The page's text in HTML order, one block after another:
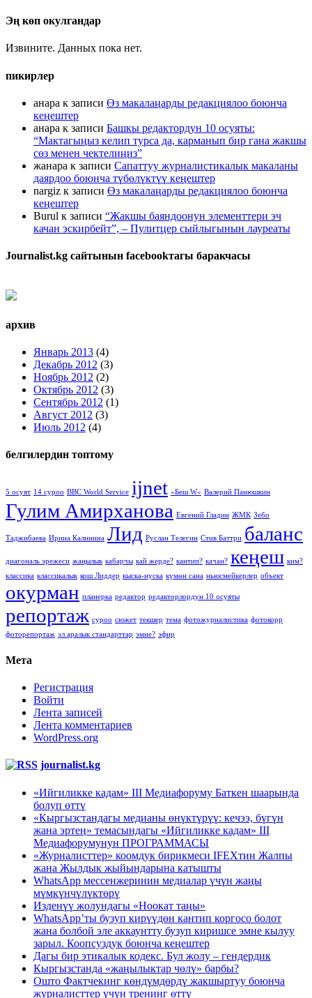
Эң көп окулгандар
Извините. Данных пока нет.
пикирлер
анара к записи Өз макалаңарды редакциялоо боюнча
кеңештер
анара к записи Башкы редактордун 10 осуяты:
“Мактагыңыз келип турса да, карманып бир гана жакшы
сөз менен чектелиңиз”
жанара к записи Сапаттуу журналистикалык макаланы
даярдоо боюнча түбөлүктүү кеңештер
nargiz к записи Өз макалаңарды редакциялоо боюнча
кеңештер
Burul к записи “Жакшы баяндоонун элементтери эч
качан эскирбейт”, – Пулитцер сыйлыгынын лауреаты
Journalist.kg сайтынын facebookтагы баракчасы
архив
Январь 2013 (4)
Декабрь 2012 (3)
Ноябрь 2012 (2)
Октябрь 2012 (3)
Сентябрь 2012 (1)
Август 2012 (3)
Июль 2012 (4)
белгилердин топтому
5 осуят 14 суроо BBC World Service ijnet «Беш W» Валерий Панюшкин
Гулим Амирханова Евгений Гладин ЖМК Зебо
Таджибаева Ирина Калинина Лид Руслан Телегин Стив Баттри баланс
диагональ эрежеси жаңылык кабарчы кай жерде? кантип? качан? кеңеш ким?
классика классикалык кош Лиддер кыска-нуска күмөн сана ньюсмейкерлер объект
окурман планерка редактор редакторлордун 10 осуяты
репортаж суроо сюжет текшер тема фотожурналистика фотокорр
фоторепортаж эл аралык стандарттар эмне? эфир
Мета
Регистрация
Войти
Лента записей
Лента комментариев
WordPress.org
journalist.kg
«Ийгиликке кадам» III Медиафоруму Баткен шаарында
болуп өттү
«Кыргызстандагы медианы өнүктүрүү: кечээ, бүгүн
жана эртеӊ» темасындагы «Ийгиликке кадам» III
Медиафорумунун ПРОГРАММАСЫ
«Журналисттер» коомдук бирикмеси IFEXтин Жалпы
жана Жылдык жыйындарына катышты
WhatsApp мессенжеринин медиалар үчүн жаңы
мүмкүнчүлүктөрү
Изденүү жолундагы «Ноокат таңы»
WhatsApp’ты бузуп кирүүдөн кантип коргосо болот
жана болбой эле аккаунтту бузуп киришсе эмне кылуу
зарыл. Коопсуздук боюнча кеңештер
Дагы бир этикалык кодекс. Бул жолу – гендердик
Кыргызстанда «жаңылыктар чөлү» барбы?
Ошто Фактчекинг көндүмдөрдү жакшыртуу боюнча
журналисттер үчүн тренинг өттү